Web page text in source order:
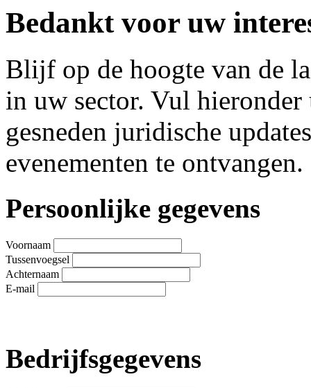
Bedankt voor uw
Blijf op de hoogte van de
in uw sector. Vul
gesneden juridische
evenementen te ontvangen.
Leave
this
Persoonlijke gegevens
Voornaam
Tussenvoegsel
Achternaam
E-mail
Bedrijfsgegevens